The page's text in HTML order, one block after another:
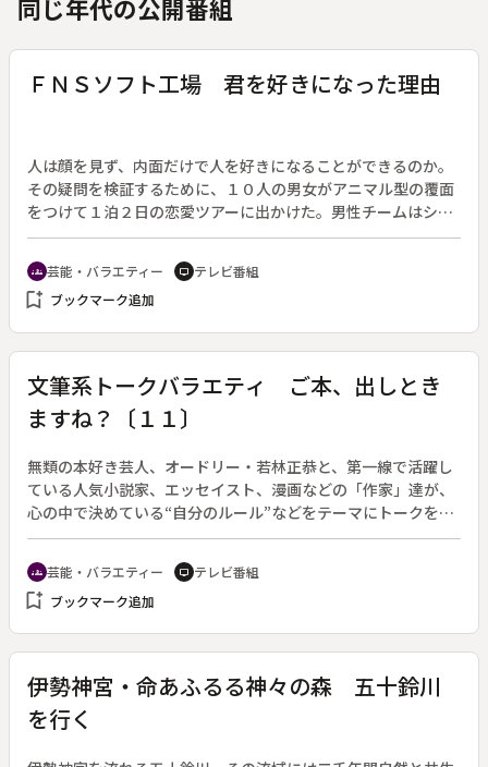
同じ年代の公開番組
ＦＮＳソフト工場 君を好きになった理由
人は顔を見ず、内面だけで人を好きになることができるのか。
その疑問を検証するために、１０人の男女がアニマル型の覆面
をつけて１泊２日の恋愛ツアーに出かけた。男性チームはシロ
ウマ、ライオン、カバ、シカ、トラの５人。女性チームはブ
タ、ハスキー、ウサギ、ラクダ、アライグマの５人だ。プー
ル、遊園地、バーベキュー、キャンプファイヤーなどのイベン
トを通じて距離を縮めるメンバー達だが、次第に恋は複雑に絡
めてお互いの顔を見せ合う。その時、２人は何を思うのか。そ
こに真実の愛はあるのか。スタジオでは新潟が誇る覆面レスラ
ーのスーパー・ササダンゴ・マシンと足立梨花が、アニマルた
ちの恋愛を観察する。
groups 芸能・バラエティー tv テレビ番組
bookmark_add ブックマーク追加
文筆系トークバラエティ ご本、出しとき
ますね？〔１１〕
無類の本好き芸人、オードリー・若林正恭と、第一線で活躍し
ている人気小説家、エッセイスト、漫画などの「作家」達が、
心の中で決めている“自分のルール”などをテーマにトークを繰
り広げる文筆系トークバラエティ。（２０１６年４月８日～６
月２４日放送、全１２回）◆第１１回。番組最多出演の西加奈
子と、西とも親交のある角田光代をゲストに迎える前後編の前
編。トークテーマは、「今の自分はかつて想像していた自分と
出演者が自分に課しているルールについて語る「私のルール」
のコーナーでは、西が「『根はいい子制度』は絶対ではない」
という自分のルールについて語る。一方、角田は世の中には１
００％悪いだけの人も良いだけの人も存在しないと思ってお
groups 芸能・バラエティー tv テレビ番組
bookmark_add ブックマーク追加
伊勢神宮・命あふるる神々の森 五十鈴川
を行く